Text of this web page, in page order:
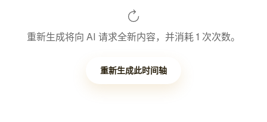
重新生成将向 AI 请求全新内容，并消耗 1 次次数。
重新生成此时间轴